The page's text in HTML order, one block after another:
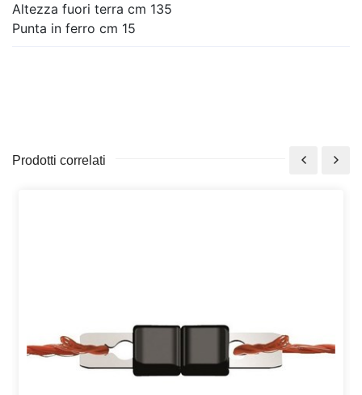
Altezza fuori terra cm 135
Punta in ferro cm 15
Prodotti correlati